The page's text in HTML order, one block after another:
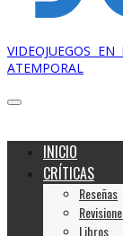
VIDEOJUEGOS
ATEMPORAL
INICIO
CRÍTICAS
Reseñas
Libros